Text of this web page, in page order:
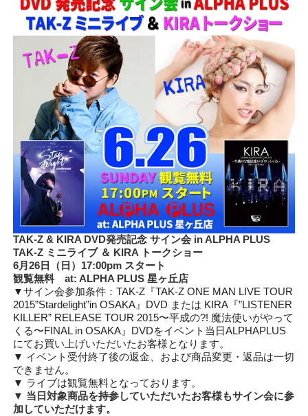
TAK-Z & KIRA DVD発売記念 サイン会 in ALPHA PLUS
TAK-Z ミニライブ ＆ KIRA トークショー
6月26日（日）17:00pm スタート
観覧無料 at: ALPHA PLUS 星ヶ丘店
▼サイン会参加条件：TAK-Z『TAK-Z ONE MAN LIVE TOUR
2015”Stardelight”in OSAKA』DVD または KIRA『”LISTENER
KILLER” RELEASE TOUR 2015〜平成の?! 魔法使いがやって
くる〜FINAL in OSAKA』DVDをイベント当日ALPHAPLUS
にてお買い上げいただいたお客様となります。
▼ イベント受付終了後の返金、および商品変更・返品は一切
できません。
▼ ライブは観覧無料となっております。
▼ 当日対象商品を持参していただいたお客様もサイン会に参
加していただけます。